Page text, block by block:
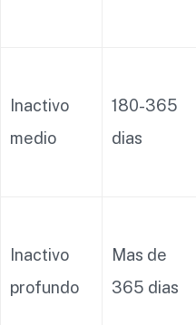
Inactivo
medio
180-365
dias
Inactivo
profundo
Mas de
365 dias